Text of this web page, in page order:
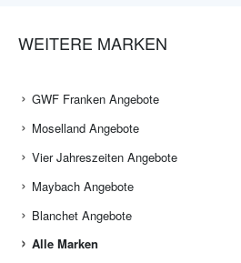
WEITERE MARKEN
GWF Franken Angebote
Moselland Angebote
Vier Jahreszeiten Angebote
Maybach Angebote
Blanchet Angebote
Alle Marken